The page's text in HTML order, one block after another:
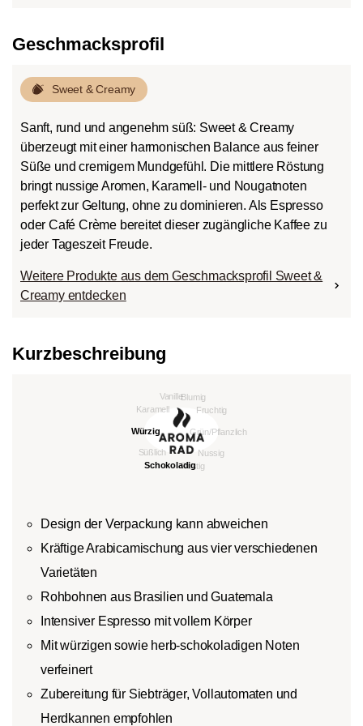
Geschmacksprofil
Sweet & Creamy
Sanft, rund und angenehm süß: Sweet & Creamy
überzeugt mit einer harmonischen Balance aus feiner
Süße und cremigem Mundgefühl. Die mittlere Röstung
bringt nussige Aromen, Karamell- und Nougatnoten
perfekt zur Geltung, ohne zu dominieren. Als Espresso
oder Café Crème bereitet dieser zugängliche Kaffee zu
jeder Tageszeit Freude.
Weitere Produkte aus dem Geschmacksprofil Sweet &
Creamy entdecken
Kurzbeschreibung
Design der Verpackung kann abweichen
Kräftige Arabicamischung aus vier verschiedenen
Varietäten
Rohbohnen aus Brasilien und Guatemala
Intensiver Espresso mit vollem Körper
Mit würzigen sowie herb-schokoladigen Noten
verfeinert
Zubereitung für Siebträger, Vollautomaten und
Herdkannen empfohlen